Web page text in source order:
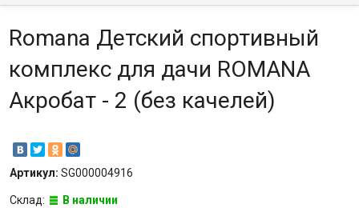
Romana Детский спортивный
комплекс для дачи ROMANA
Акробат - 2 (без качелей)
Артикул: SG000004916
Склад: В наличии